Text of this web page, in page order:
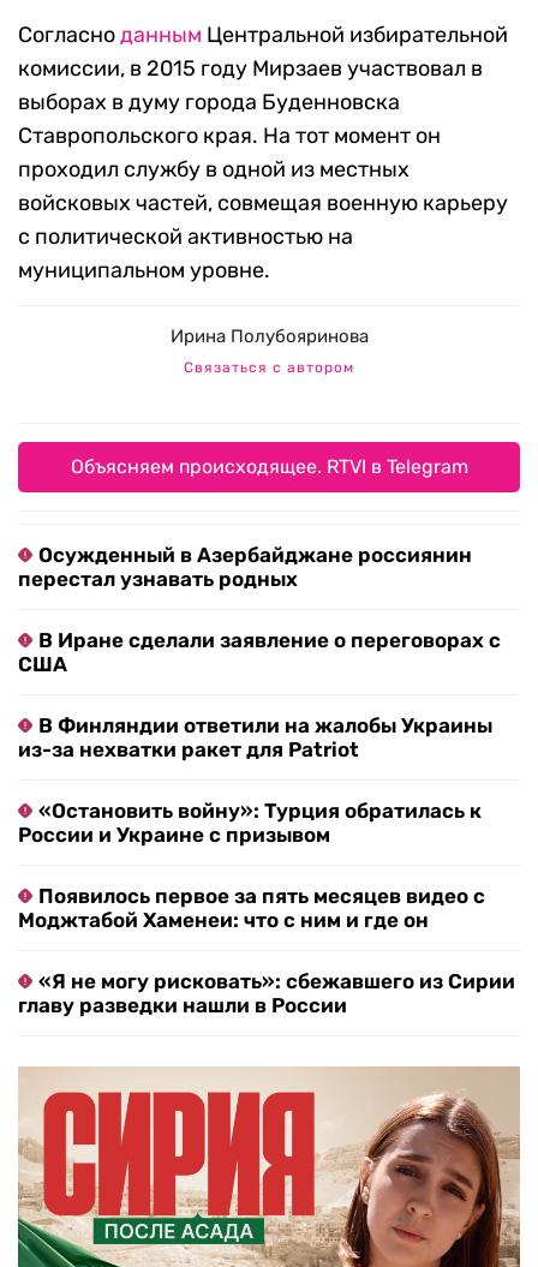
Согласноданным Центральной избирательной
комиссии, в 2015 году Мирзаев участвовал в
выборах в думу города Буденновска
Ставропольского края. На тот момент он
проходил службу в одной из местных
войсковых частей, совмещая военную карьеру
с политической активностью на
муниципальном уровне.
Ирина Полубояринова
Связаться с автором
Объясняем происходящее. RTVI в Telegram
Осужденный в Азербайджане россиянин
перестал узнавать родных
В Иране сделали заявление о переговорах с
США
В Финляндии ответили на жалобы Украины
из-за нехватки ракет для Patriot
«Остановить войну»: Турция обратилась к
России и Украине с призывом
Появилось первое за пять месяцев видео с
Моджтабой Хаменеи: что с ним и где он
«Я не могу рисковать»: сбежавшего из Сирии
главу разведки нашли в России